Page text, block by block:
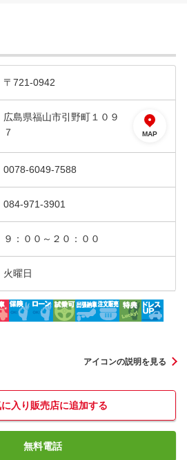
〒721-0942
広島県福山市引野町１０９
７
MAP
0078-6049-7588
084-971-3901
９：００～２０：００
火曜日
アイコンの説明を見る
入り販売店に追加する
無料電話